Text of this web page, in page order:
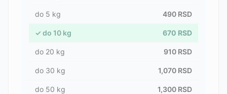
do 5 kg 490 RSD
✓ do 10 kg 670 RSD
do 20 kg 910 RSD
do 30 kg 1,070 RSD
do 50 kg 1,300 RSD